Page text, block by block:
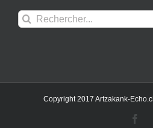
Rechercher:
Copyright 2017 Artzakank-